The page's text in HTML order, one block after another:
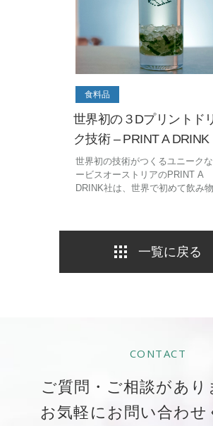
食料品
世界初の３Dプリントド
ク技術 – PRINT A DRINK
世界初の技術がつくるユニーク
ービスオーストリアのPRINT A
DRINK社は、世界で初めて飲み
ロボットを使い、マイクロリッ
に注入することができます。
一覧に戻る
CONTACT
ご質問・ご相談があり
お気軽にお問い合わせ